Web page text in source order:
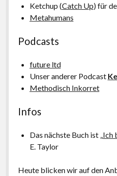
Ketchup (Catch Up) für
Metahumans
Podcasts
future ltd
Unser anderer Podcast
Methodisch Inkorret
Infos
Das nächste Buch ist „Ich
E. Taylor
Heute blicken wir auf den